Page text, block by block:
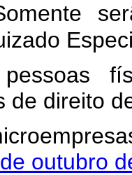
de direito
outubro